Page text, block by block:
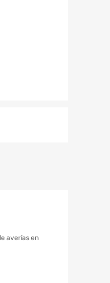
averías en